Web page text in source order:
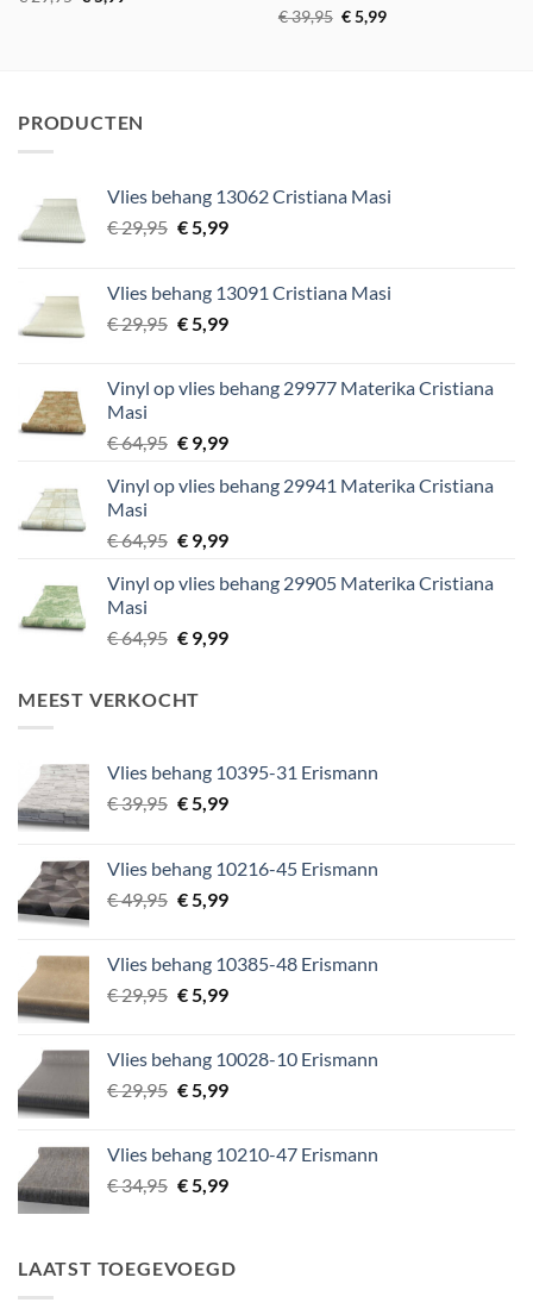
prijs
€39,95 Oorspronkelijke
prijs
€5,99Huidige
PRODUCTEN
Vlies behang 13062 Cristiana Masi
€29,95 Oorspronkelijke
€ 29,95.
€5,99Huidige
€ 5,99.
Vlies behang 13091 Cristiana Masi
€29,95 Oorspronkelijke
€ 29,95.
€5,99Huidige
€ 5,99.
Vinyl op vlies behang 29977 Materika Cristiana
Masi
€64,95 Oorspronkelijke
was:
€9,99Huidige
is:
Vinyl op vlies behang 29941 Materika Cristiana
Masi
€64,95 Oorspronkelijke
was:
€9,99Huidige
is:
Vinyl op vlies behang 29905 Materika Cristiana
Masi
€64,95 Oorspronkelijke
€ 64,95.
€9,99Huidige
MEEST VERKOCHT
Vlies behang 10395-31 Erismann
€39,95 Oorspronkelijke
€ 39,95.
€5,99Huidige
€ 5,99.
Vlies behang 10216-45 Erismann
€49,95 Oorspronkelijke
€ 49,95.
€5,99Huidige
€ 5,99.
Vlies behang 10385-48 Erismann
€29,95 Oorspronkelijke
€ 29,95.
€5,99Huidige
€ 5,99.
Vlies behang 10028-10 Erismann
€29,95 Oorspronkelijke
€ 29,95.
€5,99Huidige
€ 5,99.
Vlies behang 10210-47 Erismann
€34,95 Oorspronkelijke
€ 34,95.
€5,99Huidige
€ 5,99.
LAATST TOEGEVOEGD